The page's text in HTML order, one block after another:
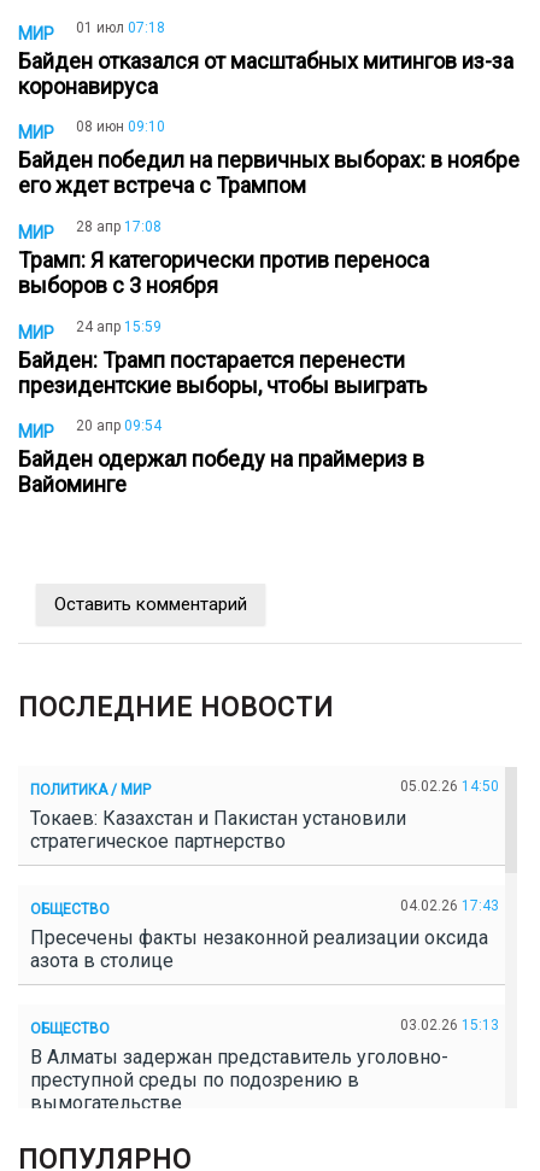
МИР 01 июл 07:18
Байден отказался от масштабных митингов из-за
коронавируса
МИР 08 июн 09:10
Байден победил на первичных выборах: в ноябре
его ждет встреча с Трампом
МИР 28 апр 17:08
Трамп: Я категорически против переноса
выборов с 3 ноября
МИР 24 апр 15:59
Байден: Трамп постарается перенести
президентские выборы, чтобы выиграть
МИР 20 апр 09:54
Байден одержал победу на праймериз в
Вайоминге
Оставить комментарий
ПОСЛЕДНИЕ НОВОСТИ
ПОЛИТИКА / МИР 05.02.26 14:50
Токаев: Казахстан и Пакистан установили
стратегическое партнерство
ОБЩЕСТВО 04.02.26 17:43
Пресечены факты незаконной реализации оксида
азота в столице
ОБЩЕСТВО 03.02.26 15:13
В Алматы задержан представитель уголовно-
преступной среды по подозрению в
вымогательстве
ПОПУЛЯРНО